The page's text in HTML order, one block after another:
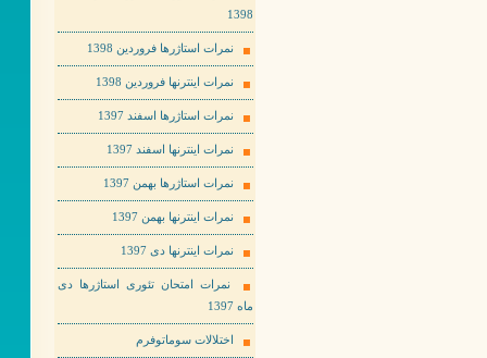
1398
نمرات استاژرها فروردین 1398
نمرات اینترنها فروردین 1398
نمرات استاژرها اسفند 1397
نمرات اینترنها اسفند 1397
نمرات استاژرها بهمن 1397
نمرات اینترنها بهمن 1397
نمرات اینترنها دی 1397
نمرات امتحان تئوری استاژرها دی
ماه 1397
اختلالات سوماتوفرم